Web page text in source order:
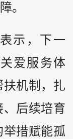
。
示，下一
爱服务体
机制，扎
后续培育
措赋能孤